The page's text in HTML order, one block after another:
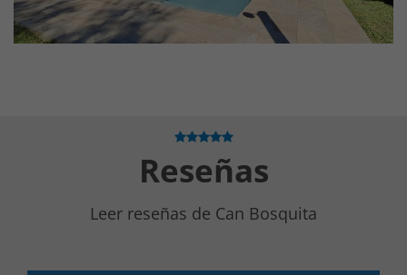
Reseñas
Leer reseñas de Can Bosquita